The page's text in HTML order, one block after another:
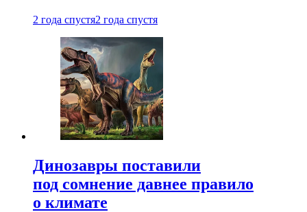
2 года спустя2 года спустя
Динозавры поставили
под сомнение давнее правило
о климате